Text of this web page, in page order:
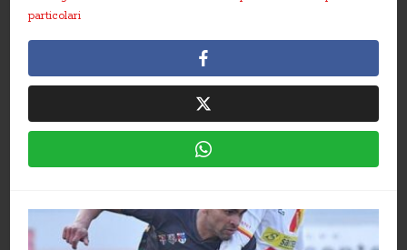
particolari